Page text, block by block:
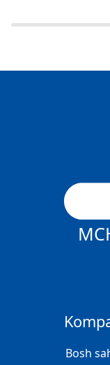
Bosh